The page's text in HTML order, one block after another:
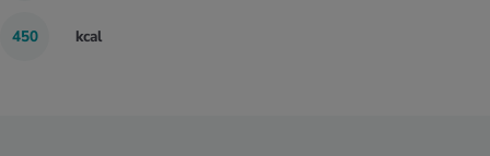
450 kcal